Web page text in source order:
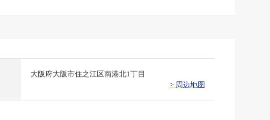
大阪府大阪市住之江区南港北1丁目
> 周边地图